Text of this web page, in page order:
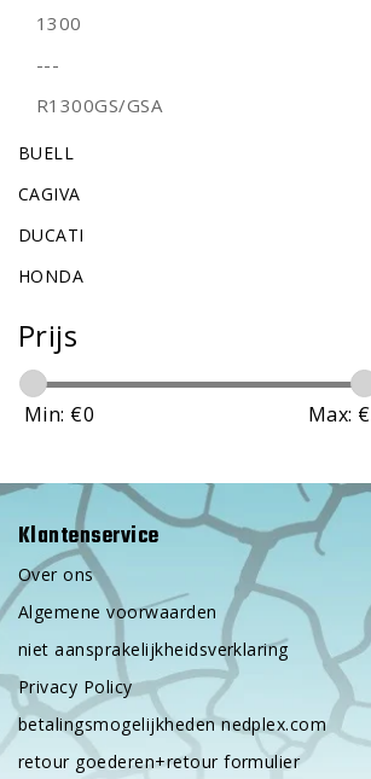
1300
---
R1300GS/GSA
BUELL
CAGIVA
DUCATI
HONDA
Prijs
Min: €0 Max: €
Klantenservice
Over ons
Algemene voorwaarden
niet aansprakelijkheidsverklaring
Privacy Policy
betalingsmogelijkheden nedplex.com
retour goederen+retour formulier